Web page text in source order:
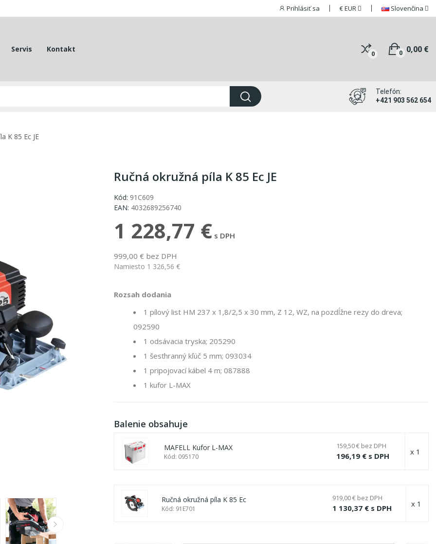
Prihlásiť sa €EUR Slovenčina
Servis Kontakt
0 0,00 €
0
Telefón:
+421 903 562 654
K 85 Ec JE
Ručná okružná píla K 85 Ec JE
Kód: 91C609
EAN: 4032689256740
1 228,77 € s DPH
999,00 € bez DPH
Namiesto 1 326,56 €
Rozsah dodania
1 pílový list HM 237 x 1,8/2,5 x 30 mm, Z 12, WZ, na pozdĺžne rezy do dreva;
092590
1 odsávacia tryska; 205290
1 šesťhranný kľúč 5 mm; 093034
1 pripojovací kábel 4 m; 087888
1 kufor L-MAX
Balenie obsahuje
MAFELL Kufor L-MAX
Kód: 095170
159,50 € bez DPH
196,19 € s DPH x 1
Ručná okružná píla K 85 Ec
Kód: 91E701
919,00 € bez DPH
1 130,37 € s DPH x 1